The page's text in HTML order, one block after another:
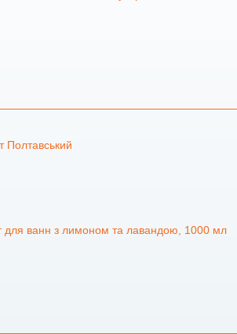
Полтавський
для ванн з лимоном та лавандою, 1000 мл